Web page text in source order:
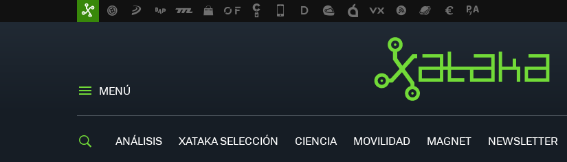
MENÚ
ANÁLISIS XATAKA SELECCIÓN CIENCIA MOVILIDAD MAGNET NEWSLETTER